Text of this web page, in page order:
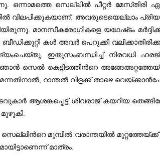
ഒന്നാമത്തെ സെല്ലില്‍ പീറ്റര്‍
അവരുടെയെല്ലാം
മാനസീകരോഗികളെ യഥേഷ്‌ടം
കള്‍ അവര്‍ പെറുക്കി
ഇതുസംബന്ധിച്ച്‌ നിരവധി
സെല്‍ കെട്ടിടത്തിന്‍റെ
റാന്തല്‍ വിളക്ക്‌ താഴെ
ആശങ്കപ്പെട്ട്‌ ശിവരാജ്‌ കയറിയ
മുമ്പില്‍ വരാന്തയില്‍
മാത്രം.